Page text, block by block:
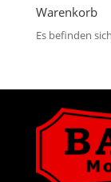
Warenkorb
Es befinden